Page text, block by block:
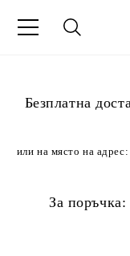
или на място на адрес:
За поръчка: